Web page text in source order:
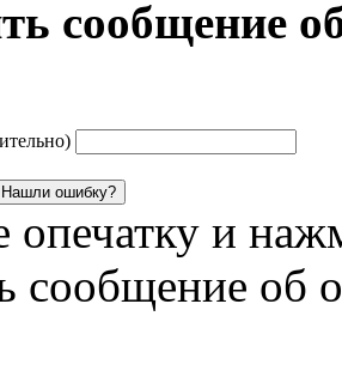
сообщение
Нашли ошибку?
опечатку и
сообщение об